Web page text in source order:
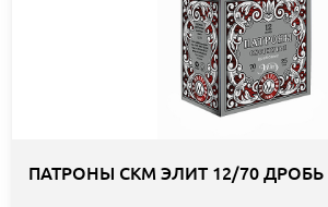
ПАТРОНЫ СКМ ЭЛИТ 12/70 ДРОБЬ